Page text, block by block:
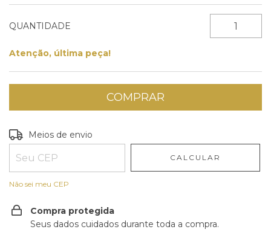
QUANTIDADE
Atenção, última peça!
Entregas para o CEP:
Meios de envio
CALCULAR
Não sei meu CEP
Compra protegida
Seus dados cuidados durante toda a compra.